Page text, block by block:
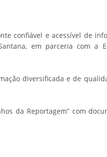
confiável e acessível de
em parceria com a
diversificada e de
da Reportagem” com